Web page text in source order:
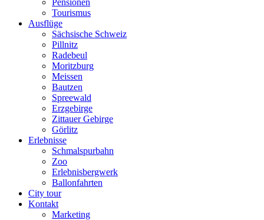
Pensionen
Tourismus
Ausflüge
Sächsische Schweiz
Pillnitz
Radebeul
Moritzburg
Meissen
Bautzen
Spreewald
Erzgebirge
Zittauer Gebirge
Görlitz
Erlebnisse
Schmalspurbahn
Zoo
Erlebnisbergwerk
Ballonfahrten
City tour
Kontakt
Marketing